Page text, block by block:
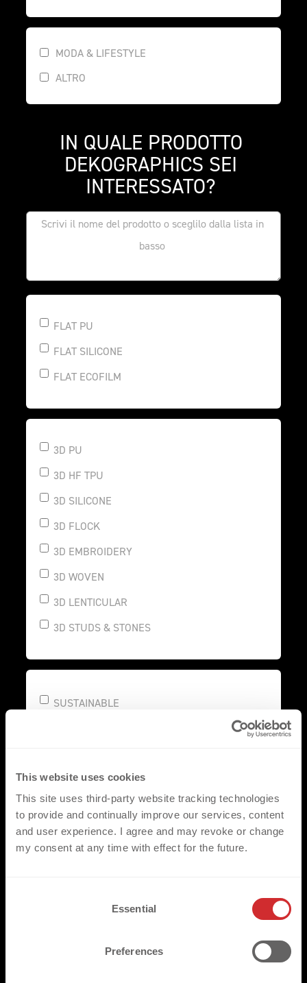
This website uses cookies
This site uses third-party website tracking technologies
to provide and continually improve our services, content
and user experience. I agree and may revoke or change
my consent at any time with effect for the future.
Essential
Preferences
MODA & LIFESTYLE
ALTRO
IN QUALE PRODOTTO
DEKOGRAPHICS SEI
INTERESSATO?
FLAT PU
FLAT SILICONE
FLAT ECOFILM
3D PU
3D HF TPU
3D SILICONE
3D FLOCK
3D EMBROIDERY
3D WOVEN
3D LENTICULAR
3D STUDS & STONES
SUSTAINABLE
NAMES & NUMBERS
CLUB LOGO
SPONSOR LOGO
NECK LABEL